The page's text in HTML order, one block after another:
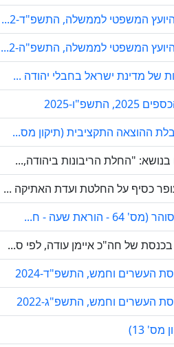
המשפטי לממשלה, התשפ"ד-2...
המשפטי לממשלה, התשפ"ה-2...
של מדינת ישראל בחבלי יהודה ...
2025
ההוצאה התקציבית (תיקון מס...
"החלת הריבונות ביהודה,...
כסיף על החלטת ועדת האתיקה ...
שעה - ח...
של חה"כ איימן עודה, לפי ס...
העשרים וחמש, התשפ"ד-2024
העשרים וחמש, התשפ"ג-2022
13)